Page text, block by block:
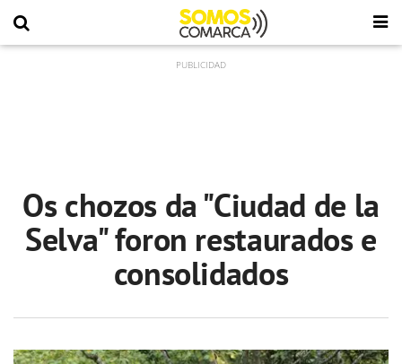
Os chozos da "Ciudad de la
Selva" foron restaurados e
consolidados